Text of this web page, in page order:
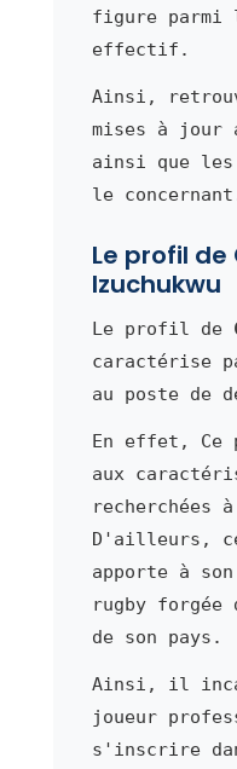
figure parmi
effectif.
Ainsi,
mises à
ainsi que les
le
Le profil
Izuchukwu
Le profil de
caractérise
au poste de
En effet, Ce
aux
recherchées
D'ailleurs,
apporte à
rugby forgée
de son pays.
Ainsi, il
joueur
s'inscrire